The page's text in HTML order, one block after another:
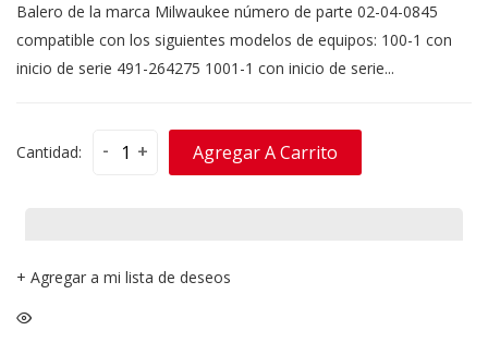
Balero de la marca Milwaukee número de parte 02-04-0845
compatible con los siguientes modelos de equipos: 100-1 con
inicio de serie 491-264275 1001-1 con inicio de serie...
Cantidad: - + Agregar A Carrito
+ Agregar a mi lista de deseos